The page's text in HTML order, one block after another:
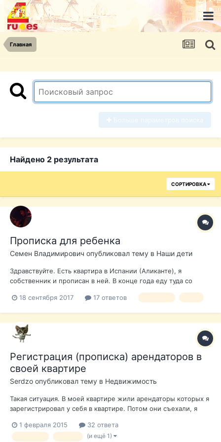
Главная
Найдено 2 результата
СОРТИРОВКА
Прописка для ребенка
Семен Владимирович опубликовал тему в Наши дети
Здравствуйте. Есть квартира в Испании (Аликанте), я
собственник и прописан в ней. В конце года еду туда со
Вопрос: У девушки есть сын, 8 лет (от прошлого брака),
если у него, например,...
18 сентября 2017 17 ответов
Регистрация (прописка) арендаторов в
своей квартире
Serdzo опубликовал тему в Недвижимость
Такая ситуация. В моей квартире жили арендаторы которых я
зарегистрировал у себя в квартире. Потом они съехали, я
своей квартиры. В аютаменто сказали, что не могут этого
сделать без Certificado Conviencia который нужно получить в
1 февраля 2015 32 ответа
(и ещё 1)